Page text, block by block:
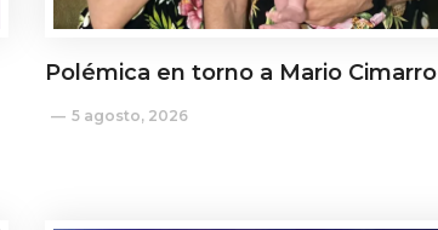
Polémica en torno a Mario Cimarro
5 agosto, 2026